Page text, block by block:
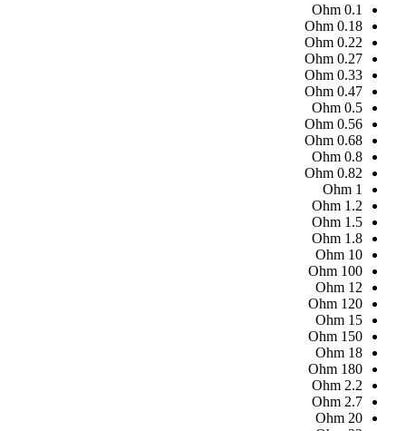
0.1
Ohm
0.18
Ohm
0.22
Ohm
0.27
Ohm
0.33
Ohm
0.47
Ohm
0.5
Ohm
0.56
Ohm
0.68
Ohm
0.8
Ohm
0.82
Ohm
1
Ohm
1.2
Ohm
1.5
Ohm
1.8
Ohm
10
Ohm
100
Ohm
12
Ohm
120
Ohm
15
Ohm
150
Ohm
18
Ohm
180
Ohm
2.2
Ohm
2.7
Ohm
20
Ohm